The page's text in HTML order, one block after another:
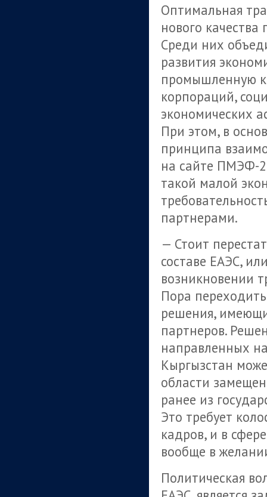
Оптимальная
нового
Среди них
развития
промышленную
корпораций,
экономических
При этом, в
принципа
на сайте ПМЭФ-
такой малой
партнерами.
— Стоит
составе ЕАЭС,
возникновении
Пора
решения,
партнеров.
направленных
Кыргызстан
области
ранее из
Это требует
кадров, и в
вообще в
Политическая